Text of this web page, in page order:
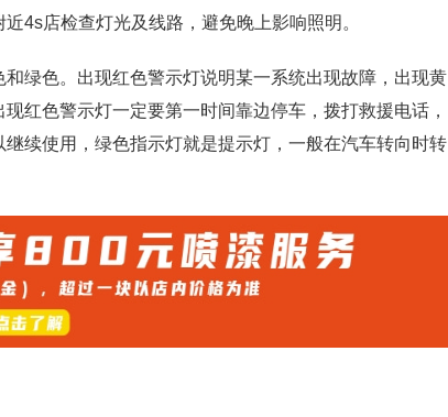
4s店检查灯光及线路，避免晚上影响照明。
绿色。出现红色警示灯说明某一系统出现故障，出现黄
红色警示灯一定要第一时间靠边停车，拨打救援电话，
续使用，绿色指示灯就是提示灯，一般在汽车转向时转